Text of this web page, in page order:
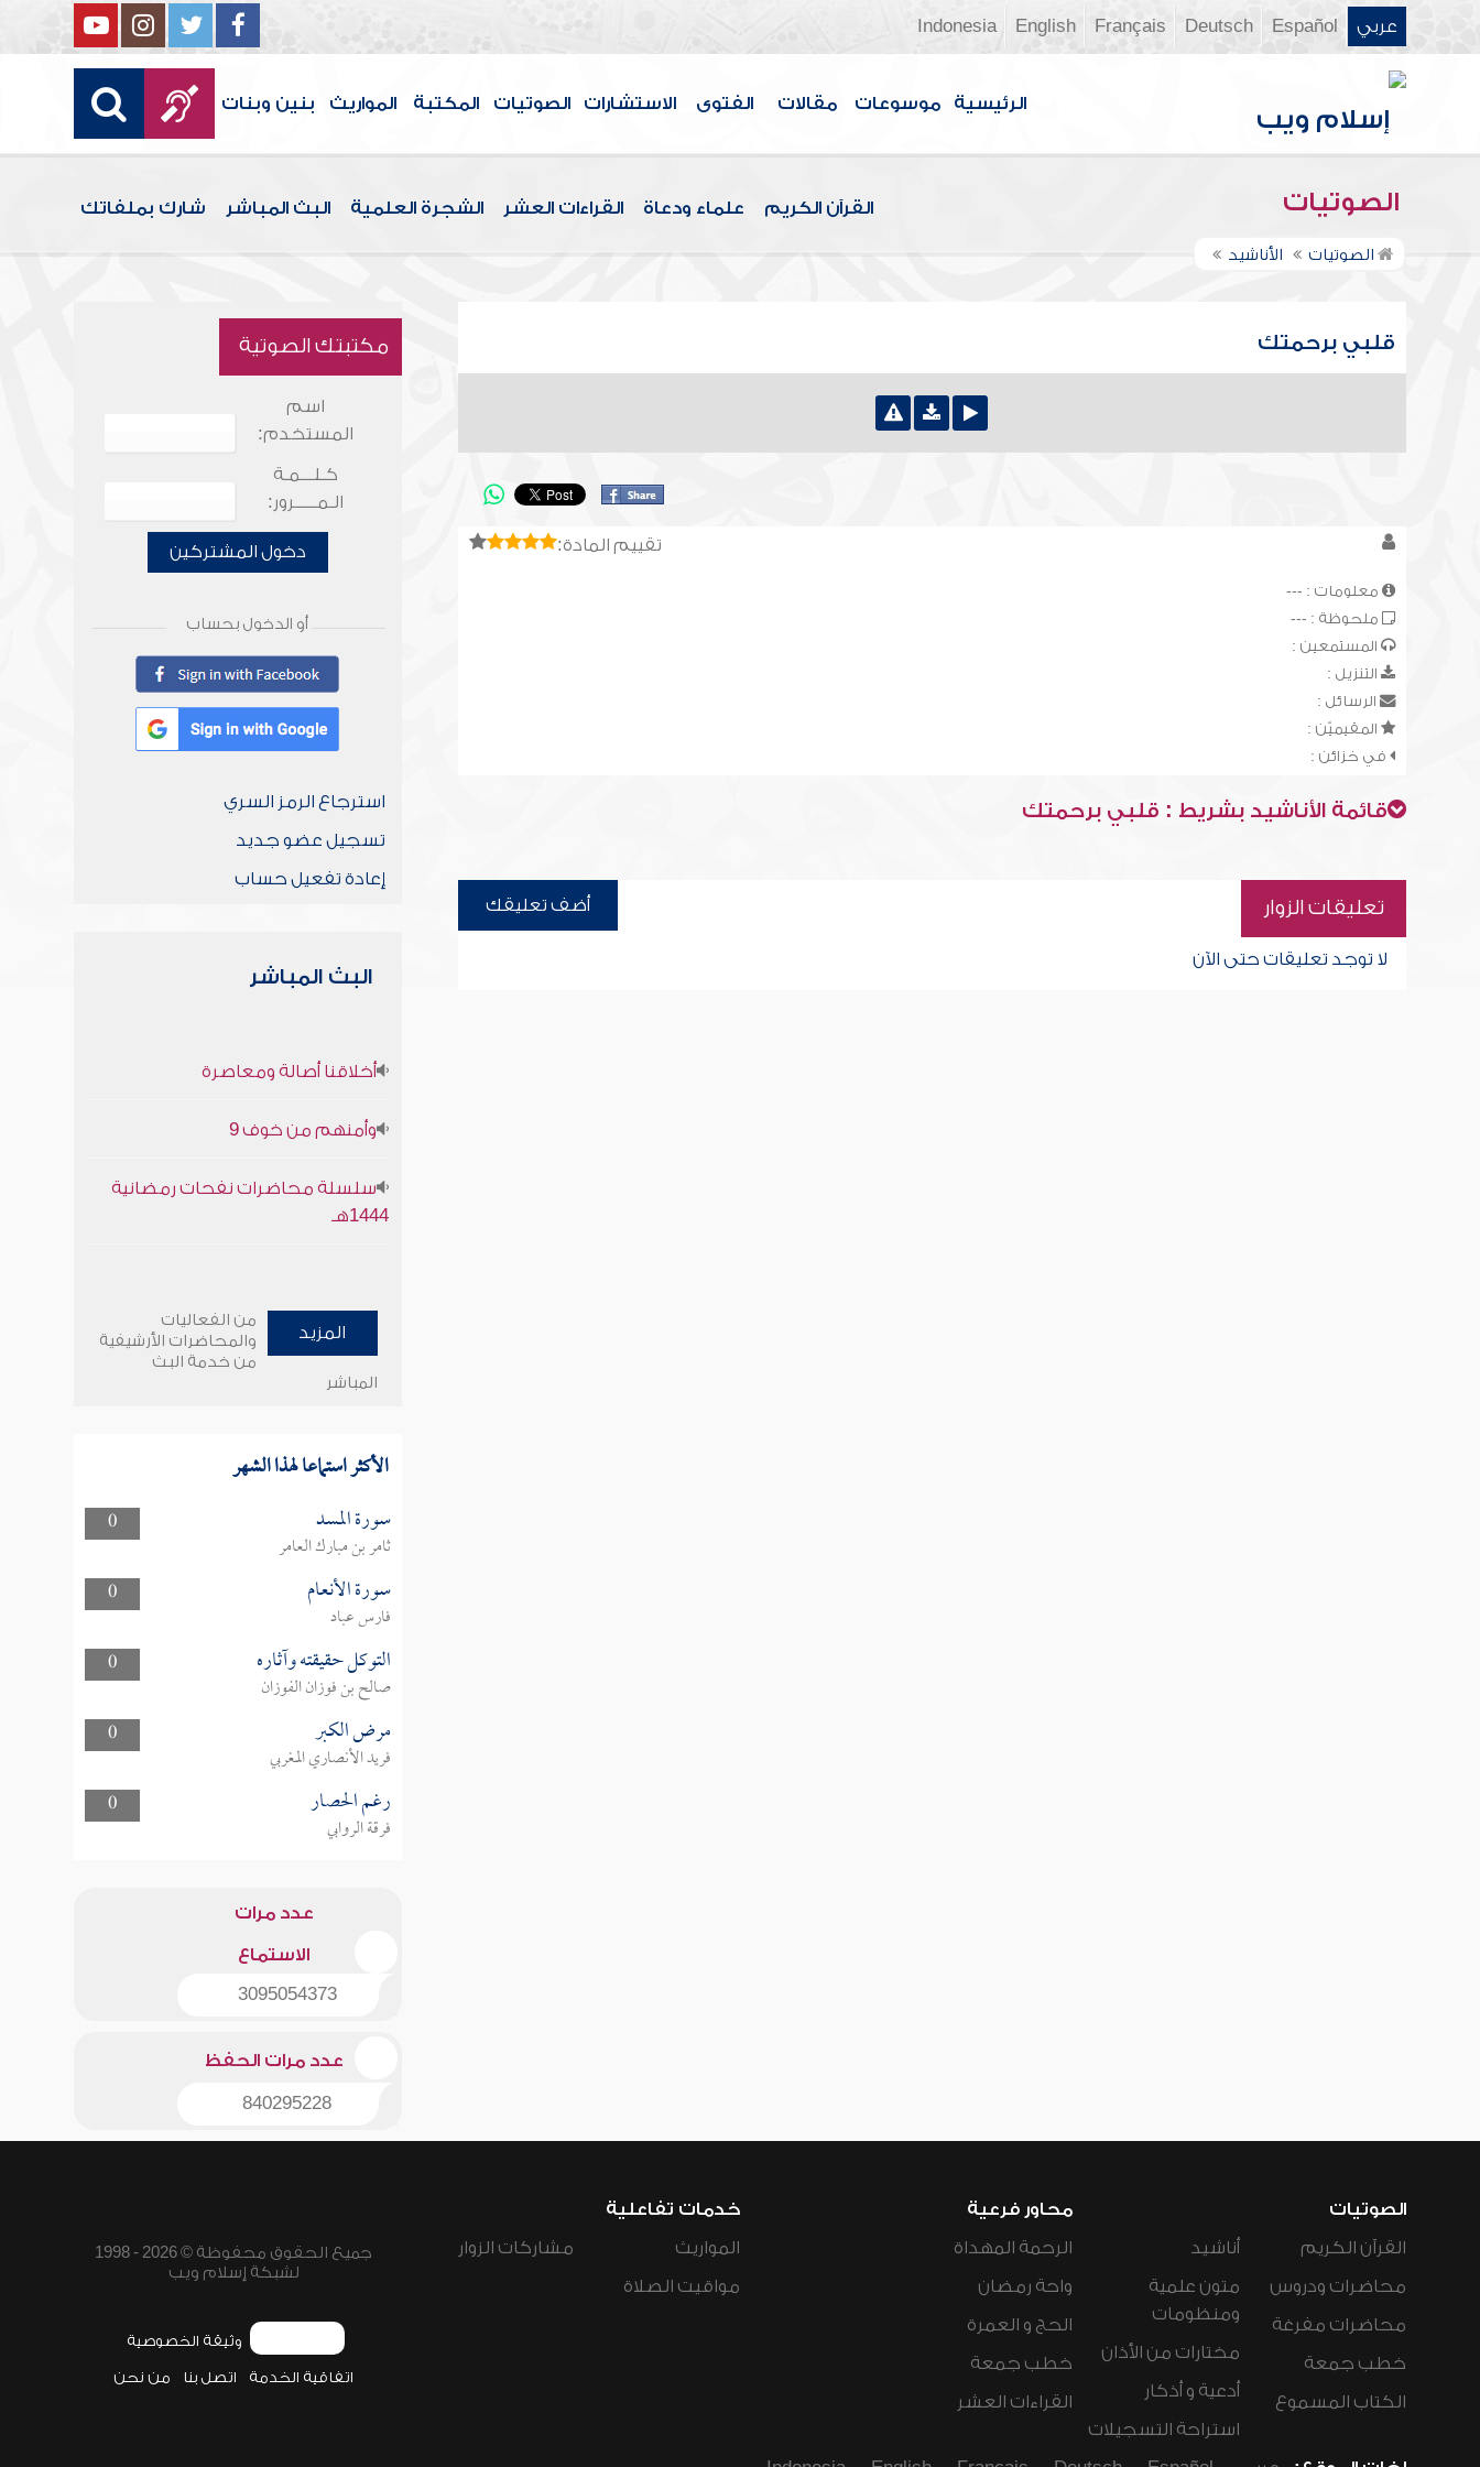
عربي Español
Deutsch
Français
English
Indonesia
الرئيسية موسوعات مقالات الفتوى الاستشارات الصوتيات المكتبة المواريث بنين وبنات
الصوتيات القرآن الكريم علماء ودعاة القراءات العشر الشجرة العلمية البث المباشر شارك بملفاتك
الصوتيات الأناشيد
قلبي برحمتك
تقييم المادة:
معلومات : ---
ملحوظة : ---
المستمعين :
التنزيل :
الرسائل :
المقيميّن :
في خزائن :
قائمة الأناشيد بشريط : قلبي برحمتك
تعليقات الزوار أضف تعليقك
لا توجد تعليقات حتى الآن
مكتبتك الصوتية
اسم
المستخدم:
كـلـــمـة
الـمـــــرور:
دخول المشتركين
أو الدخول بحساب
استرجاع الرمز السري
تسجيل عضو جديد
إعادة تفعيل حساب
البث المباشر
أخلاقنا أصالة ومعاصرة
وأمنهم من خوف 9
سلسلة محاضرات نفحات رمضانية
1444هـ
المزيد
من الفعاليات
والمحاضرات الأرشيفية
من خدمة البث
المباشر
الأكثر استماعا لهذا الشهر
0 سورة المسد
ثامر بن مبارك العامر
0
سورة الأنعام
فارس عباد
0
التوكل حقيقته وآثاره
صالح بن فوزان الفوزان
0
مرض الكبر
فريد الأنصاري المغربي
0
رغم الحصار
فرقة الروابي
عدد مرات
الاستماع
3095054373
عدد مرات الحفظ
840295228
الصوتيات
القرآن الكريم
محاضرات ودروس
محاضرات مفرغة
خطب جمعة
الكتاب المسموع
أناشيد
متون علمية
ومنظومات
مختارات من الأذان
أدعية و أذكار
استراحة التسجيلات
محاور فرعية
الرحمة المهداة
واحة رمضان
الحج و العمرة
خطب جمعة
القراءات العشر
خدمات تفاعلية
المواريث
مواقيت الصلاة
مشاركات الزوار
جميع الحقوق محفوظة © 2026 - 1998
لشبكة إسلام ويب
وثيقة الخصوصية
اتفاقية الخدمة اتصل بنا من نحن